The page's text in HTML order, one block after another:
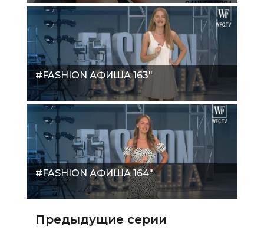
#FASHION АФИША 163"
#FASHION АФИША 164"
Предыдущие серии